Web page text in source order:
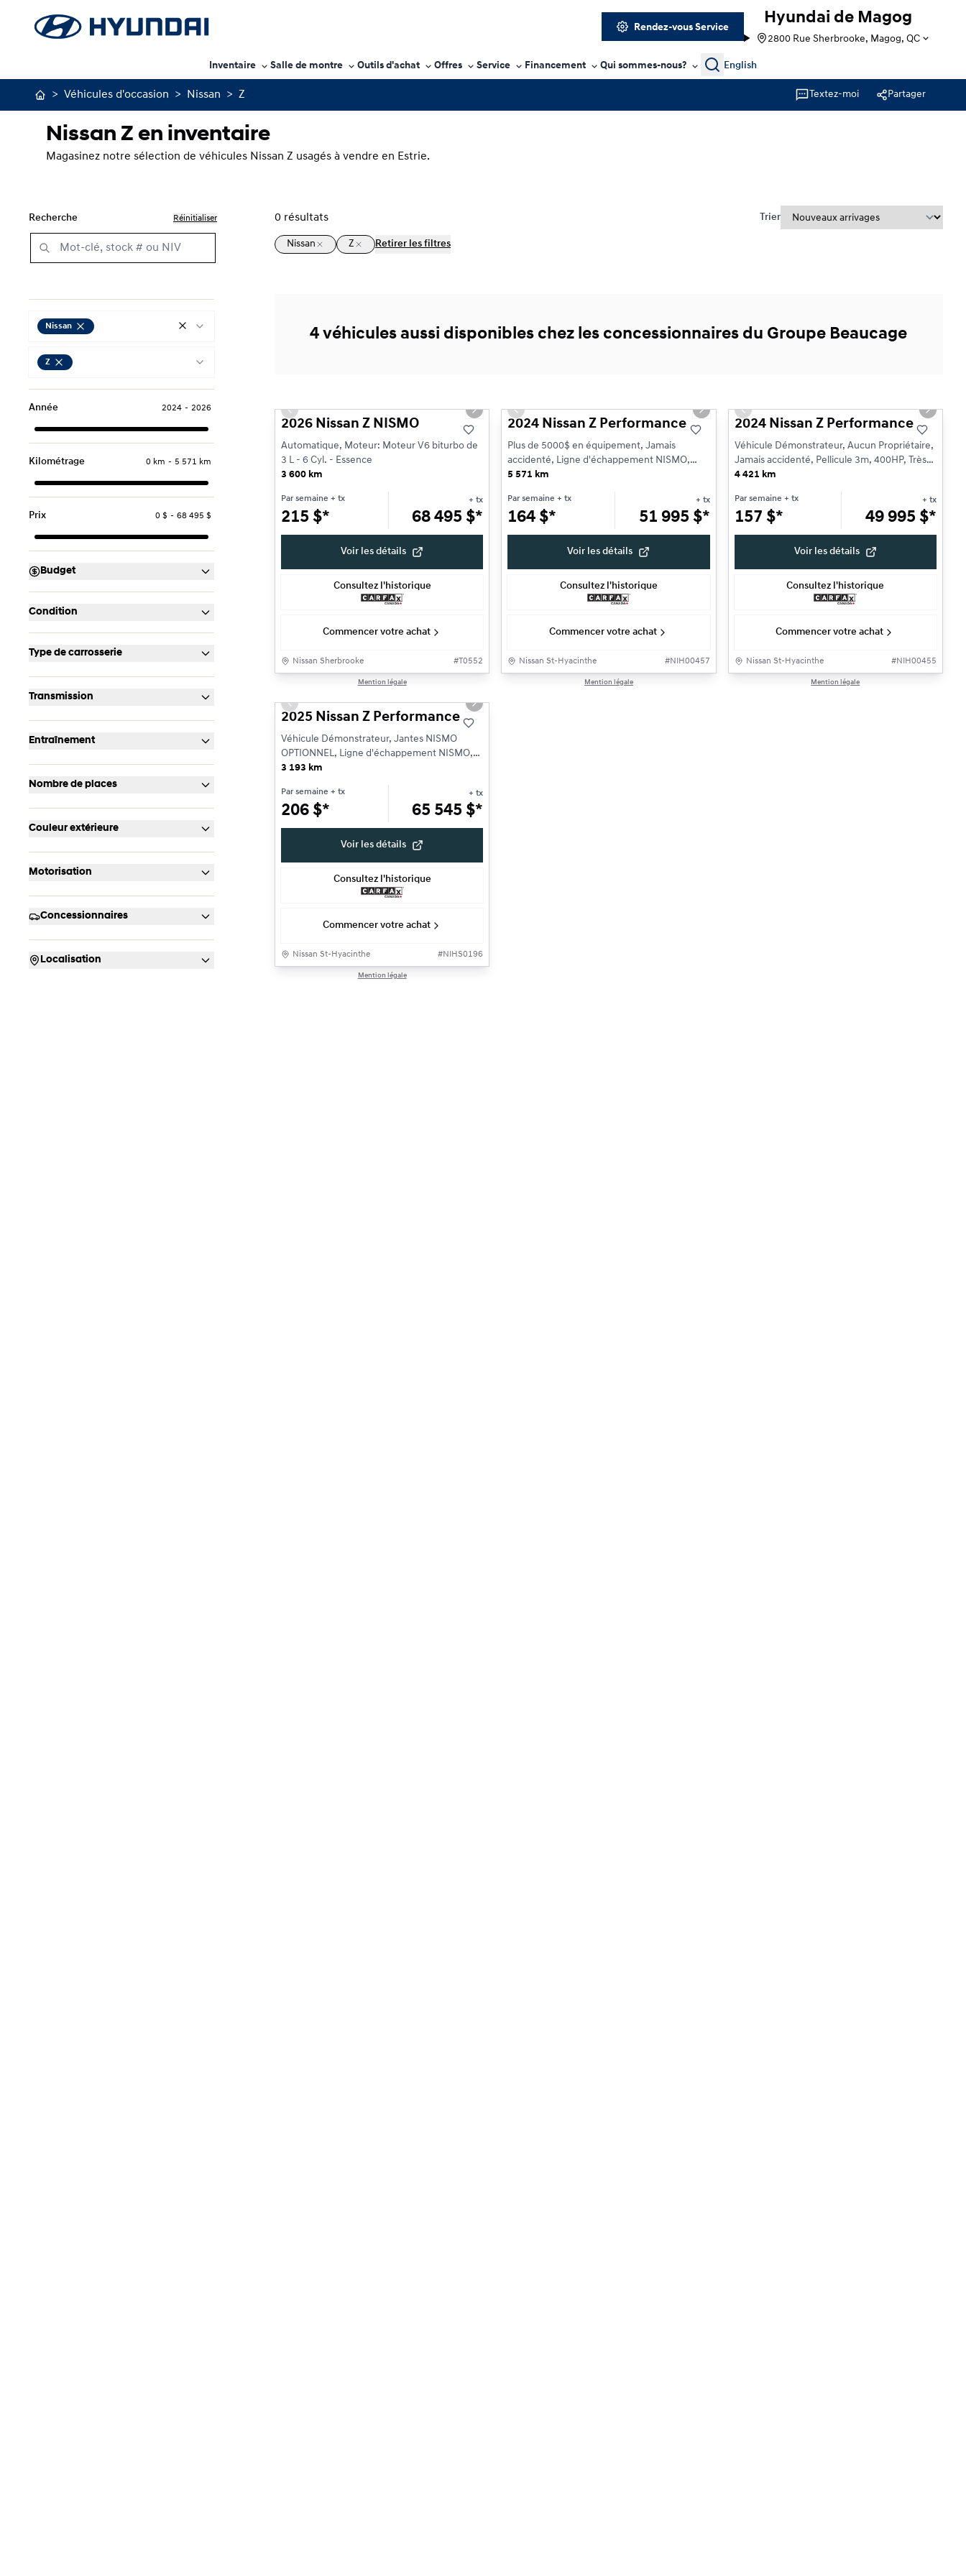
Rendez-vous Service
Hyundai de Magog
2800 Rue Sherbrooke, Magog, QC
Inventaire Salle de montre Outils d'achat Offres Service Financement Qui sommes-nous? Search
English
> Véhicules d'occasion > Nissan > Z Textez-moi Partager
Nissan Z en inventaire
Magasinez notre sélection de véhicules Nissan Z usagés à vendre en Estrie.
Recherche Réinitialiser
Nissan
Z
Année 2024 - 2026
Kilométrage 0 km - 5 571 km
Prix 0 $ - 68 495 $
Budget
Condition
Type de carrosserie
Transmission
Entraînement
Nombre de places
Couleur extérieure
Motorisation
Concessionnaires
Localisation
0 résultats Trier
Nissan Z Retirer les filtres
4 véhicules aussi disponibles chez les concessionnaires du Groupe Beaucage
Previous slide Next slide
2026 Nissan Z NISMO
Automatique, Moteur: Moteur V6 biturbo de
3 L - 6 Cyl. - Essence
3 600 km
Par semaine + tx
215 $*
+ tx
68 495$*
Voir les détails
Consultez l'historique
Commencer votre achat
Nissan Sherbrooke #T0552
Mention légale
Previous slide Next slide
2024 Nissan Z Performance
Plus de 5000$ en équipement, Jamais
accidenté, Ligne d'échappement NISMO,
Entrée d'air NISMO, Moteur...
5 571 km
Par semaine + tx
164$*
+ tx
51 995 $*
Voir les détails
Consultez l'historique
Commencer votre achat
Nissan St-Hyacinthe #NIH00457
Mention légale
Previous slide Next
2024 Nissan Z Performance
Véhicule Démonstrateur, Aucun Propriétaire,
Jamais accidenté, Pellicule 3m, 400HP, Très
performant, ...
4 421 km
Par semaine + tx
157 $*
+ tx
49 995 $*
Voir les détails
Consultez l'historique
Commencer votre achat
Nissan St-Hyacinthe #NIH00455
Mention légale
Previous slide Next slide
2025 Nissan Z Performance
Véhicule Démonstrateur, Jantes NISMO
OPTIONNEL, Ligne d'échappement NISMO,
Miroir extérieur CARBON, ...
3 193 km
Par semaine + tx
206 $*
+ tx
65 545$*
Voir les détails
Consultez l'historique
Commencer votre achat
Nissan St-Hyacinthe #NIHS0196
Mention légale